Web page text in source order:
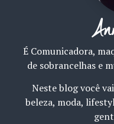
É Comunicadora,
de sobrancelhas e
Neste blog você
beleza, moda,